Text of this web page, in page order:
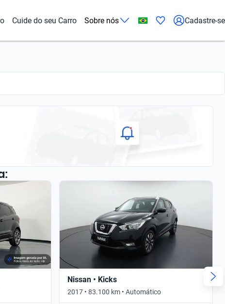
Cuide do seu Carro Sobre nós Cadastre-se
Nissan • Kicks
2017 • 83.100 km • Automático